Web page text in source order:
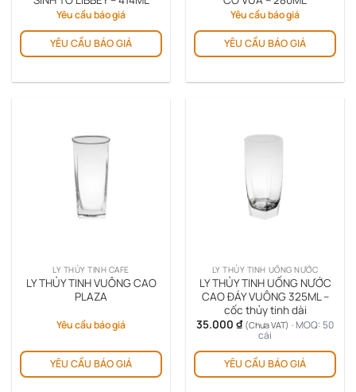
Yêu cầu báo giá
YÊU CẦU BÁO GIÁ
Yêu cầu báo giá
YÊU CẦU BÁO GIÁ
LY THỦY TINH CAFE
LY THỦY TINH VUÔNG CAO
PLAZA
Yêu cầu báo giá
YÊU CẦU BÁO GIÁ
LY THỦY TINH UỐNG NƯỚC
LY THỦY TINH UỐNG NƯỚC
CAO ĐÁY VUÔNG 325ML –
cốc thủy tinh dài
35.000 ₫ (Chưa VAT) · MOQ: 50
cái
YÊU CẦU BÁO GIÁ